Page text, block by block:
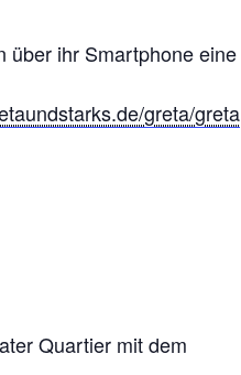
über ihr Smartphone eine
greta/greta
Quartier mit dem